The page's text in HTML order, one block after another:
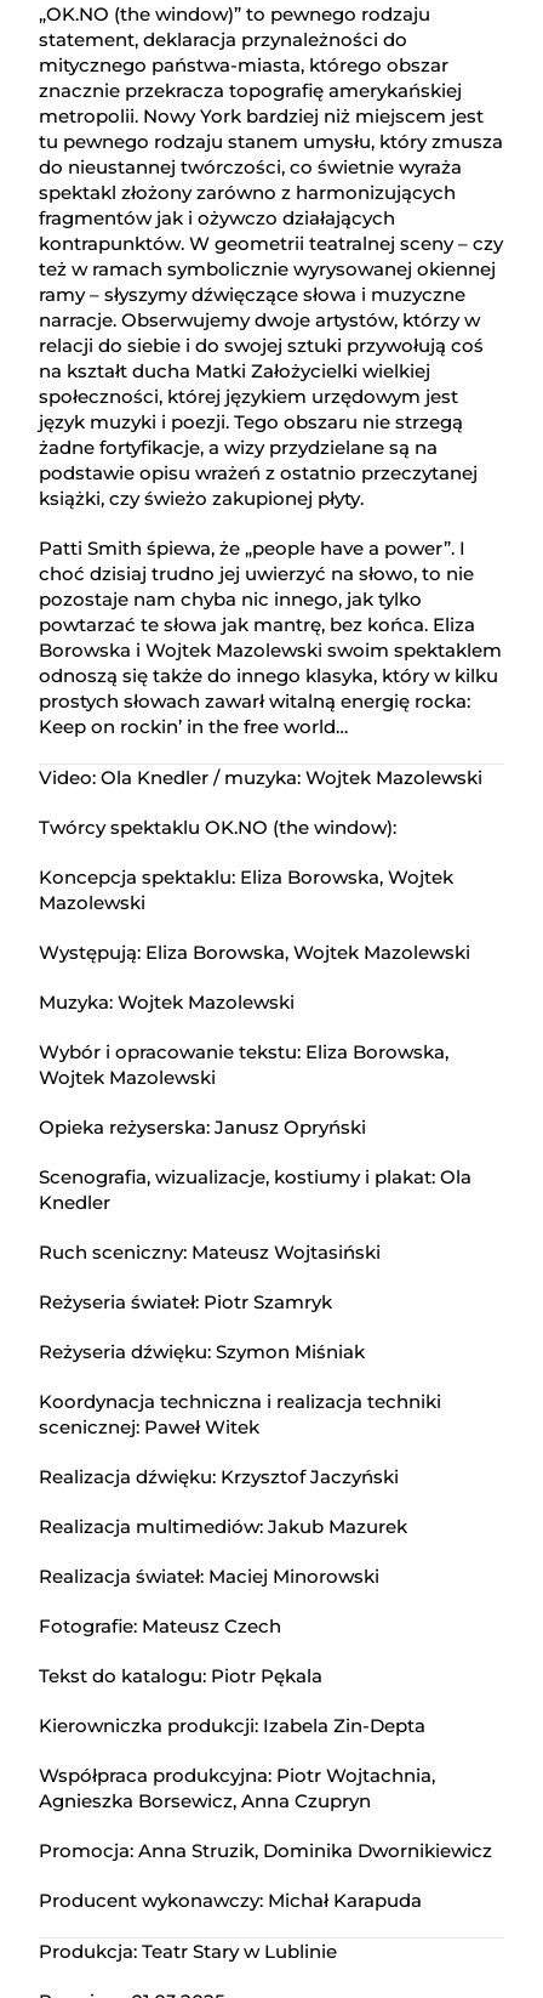
„OK.NO (the window)” to pewnego rodzaju
statement, deklaracja przynależności do
mitycznego państwa-miasta, którego obszar
znacznie przekracza topografię amerykańskiej
metropolii. Nowy York bardziej niż miejscem jest
tu pewnego rodzaju stanem umysłu, który zmusza
do nieustannej twórczości, co świetnie wyraża
spektakl złożony zarówno z harmonizujących
fragmentów jak i ożywczo działających
kontrapunktów. W geometrii teatralnej sceny – czy
też w ramach symbolicznie wyrysowanej okiennej
ramy – słyszymy dźwięczące słowa i muzyczne
narracje. Obserwujemy dwoje artystów, którzy w
relacji do siebie i do swojej sztuki przywołują coś
na kształt ducha Matki Założycielki wielkiej
społeczności, której językiem urzędowym jest
język muzyki i poezji. Tego obszaru nie strzegą
żadne fortyfikacje, a wizy przydzielane są na
podstawie opisu wrażeń z ostatnio przeczytanej
książki, czy świeżo zakupionej płyty.
Patti Smith śpiewa, że „people have a power”. I
choć dzisiaj trudno jej uwierzyć na słowo, to nie
pozostaje nam chyba nic innego, jak tylko
powtarzać te słowa jak mantrę, bez końca. Eliza
Borowska i Wojtek Mazolewski swoim spektaklem
odnoszą się także do innego klasyka, który w kilku
prostych słowach zawarł witalną energię rocka:
Keep on rockin’ in the free world…
Video: Ola Knedler / muzyka: Wojtek Mazolewski
Twórcy spektaklu OK.NO (the window):
Koncepcja spektaklu: Eliza Borowska, Wojtek
Mazolewski
Występują: Eliza Borowska, Wojtek Mazolewski
Muzyka: Wojtek Mazolewski
Wybór i opracowanie tekstu: Eliza Borowska,
Wojtek Mazolewski
Opieka reżyserska: Janusz Opryński
Scenografia, wizualizacje, kostiumy i plakat: Ola
Knedler
Ruch sceniczny: Mateusz Wojtasiński
Reżyseria świateł: Piotr Szamryk
Reżyseria dźwięku: Szymon Miśniak
Koordynacja techniczna i realizacja techniki
scenicznej: Paweł Witek
Realizacja dźwięku: Krzysztof Jaczyński
Realizacja multimediów: Jakub Mazurek
Realizacja świateł: Maciej Minorowski
Fotografie: Mateusz Czech
Tekst do katalogu: Piotr Pękala
Kierowniczka produkcji: Izabela Zin-Depta
Współpraca produkcyjna: Piotr Wojtachnia,
Agnieszka Borsewicz, Anna Czupryn
Promocja: Anna Struzik, Dominika Dwornikiewicz
Producent wykonawczy: Michał Karapuda
Produkcja: Teatr Stary w Lublinie